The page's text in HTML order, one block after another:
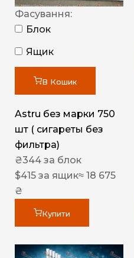
Фасування:
Блок
Ящик
В Кошик
Astru без марки 750
шт ( сигареты без
фильтра)
₴344 за блок
$415 за ящик≈ 18 675
₴
Купити